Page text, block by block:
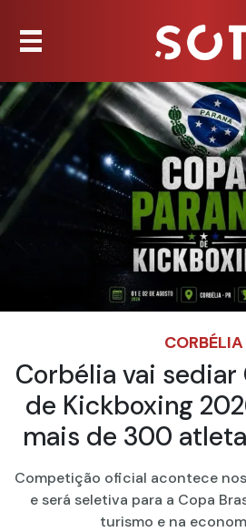
CORBÉLIA
Corbélia vai sediar
de Kickboxing
mais de 300
Competição oficial acontece nos
e será seletiva para a Copa
turismo e na